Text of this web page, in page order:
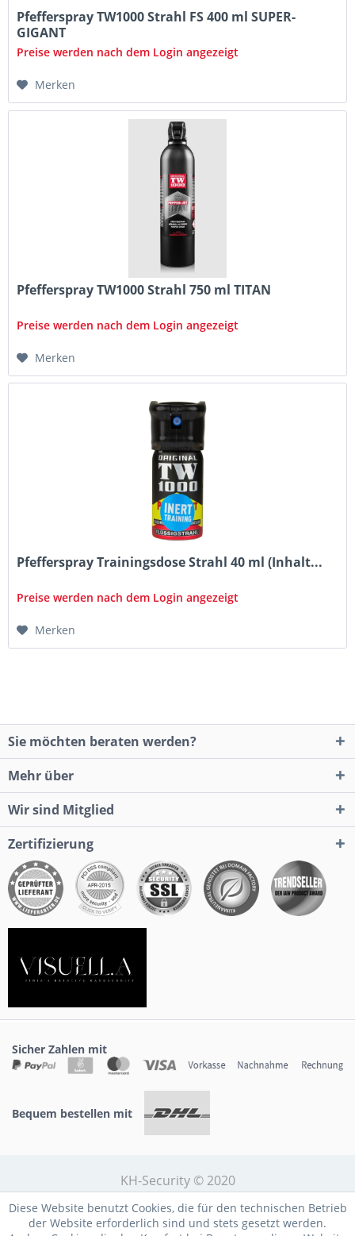
Pfefferspray TW1000 Strahl FS 400 ml SUPER-
GIGANT
Preise werden nach dem Login angezeigt
Merken
Pfefferspray TW1000 Strahl 750 ml TITAN
Preise werden nach dem Login angezeigt
Merken
Pfefferspray Trainingsdose Strahl 40 ml (Inhalt...
Preise werden nach dem Login angezeigt
Merken
Sie möchten beraten werden?
Mehr über
Wir sind Mitglied
Zertifizierung
Sicher Zahlen mit
Bequem bestellen mit
KH-Security © 2020
Diese Website benutzt Cookies, die für den technischen Betrieb
der Website erforderlich sind und stets gesetzt werden.